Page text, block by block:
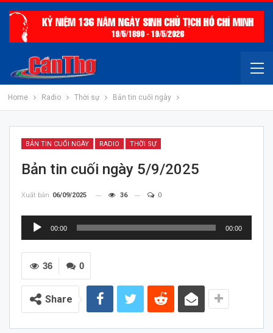
Home Radio Thời sự Bản tin cuối ngày
BẢN TIN CUỐI NGÀY RADIO THỜI SỰ
Bản tin cuối ngày 5/9/2025
Xuất bản 06/09/2025 36 0
Trình
Audio
00:00 00:00
0
36
Share